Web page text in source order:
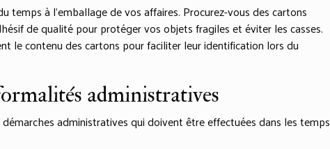
temps à l’emballage de vos affaires. Procurez-vous des cartons
de qualité pour protéger vos objets fragiles et éviter les casses.
le contenu des cartons pour faciliter leur identification lors du
administratives
administratives qui doivent être effectuées dans les temps